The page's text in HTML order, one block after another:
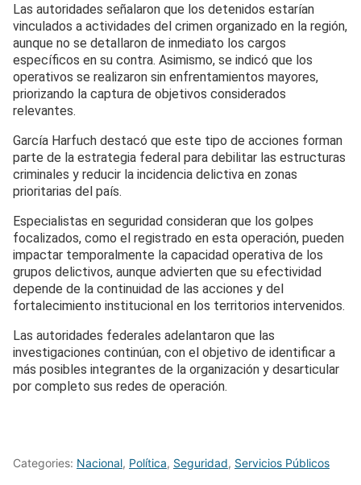
Las autoridades señalaron que los detenidos estarían
vinculados a actividades del crimen organizado en la región,
aunque no se detallaron de inmediato los cargos
específicos en su contra. Asimismo, se indicó que los
operativos se realizaron sin enfrentamientos mayores,
priorizando la captura de objetivos considerados
relevantes.
García Harfuch destacó que este tipo de acciones forman
parte de la estrategia federal para debilitar las estructuras
criminales y reducir la incidencia delictiva en zonas
prioritarias del país.
Especialistas en seguridad consideran que los golpes
focalizados, como el registrado en esta operación, pueden
impactar temporalmente la capacidad operativa de los
grupos delictivos, aunque advierten que su efectividad
depende de la continuidad de las acciones y del
fortalecimiento institucional en los territorios intervenidos.
Las autoridades federales adelantaron que las
investigaciones continúan, con el objetivo de identificar a
más posibles integrantes de la organización y desarticular
por completo sus redes de operación.
Categories: Nacional, Política, Seguridad, Servicios Públicos